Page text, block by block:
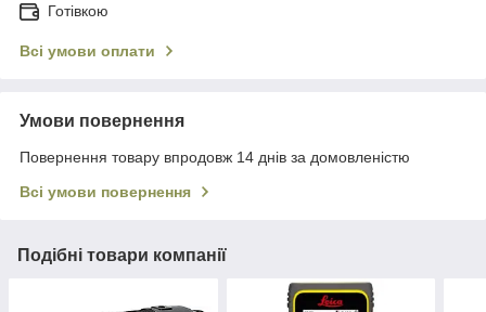
Готівкою
Всі умови оплати
Умови повернення
Повернення товару впродовж 14 днів за домовленістю
Всі умови повернення
Подібні товари компанії